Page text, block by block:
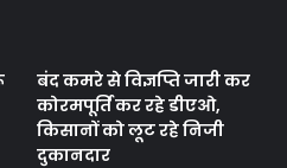
बंद कमरे से विज्ञप्ति जारी कर
कोरमपूर्ति कर रहे डीएओ,
किसानों को लूट रहे निजी
दुकानदार